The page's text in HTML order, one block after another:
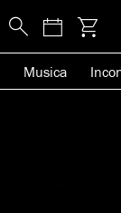
Musica